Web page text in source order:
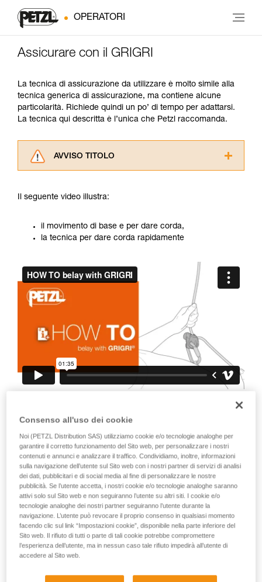
OPERATORI
Assicurare con il GRIGRI
La tecnica di assicurazione da utilizzare è molto simile alla
tecnica generica di assicurazione, ma contiene alcune
particolarità. Richiede quindi un po’ di tempo per adattarsi.
La tecnica qui descritta è l’unica che Petzl raccomanda.
AVVISO TITOLO
consultarlo. Dovete aver compreso le
capire queste ulteriori informazioni.
La padronanza di queste tecniche richiede una
capacità di rifare la manovra, da soli, in piena
sicurezza, prima di riprodurla autonomamente.
Forniamo esempi di tecniche relative alla vostra
attività. Ne possono esistere altre che non
Il seguente video illustra:
il movimento di base e per dare corda,
la tecnica per dare corda rapidamente
che qualsiasi bloccaggio all’apparecchio,
o alla camma, annulla il bloccaggio della
corda. Ecco perché è obbligatorio non
tenere l’apparecchio completamente in
mano, non tenere il pollice sempre sulla
camma, non bloccare la camma...
Difficile fare un elenco esaustivo di tutte le tecniche errate.
Ecco alcune illustrazioni:
Consenso all'uso dei cookie
Noi (PETZL Distribution SAS) utilizziamo cookie e/o tecnologie analoghe per
garantire il corretto funzionamento del Sito web, per personalizzare i nostri
contenuti e annunci e analizzare il traffico. Condividiamo, inoltre, informazioni
sulla navigazione dell’utente sul Sito web con i nostri partner di servizi di analisi
dei dati, pubblicitari e di social media al fine di personalizzare le nostre
pubblicità. Se l’utente accetta, i nostri cookie e/o tecnologie analoghe saranno
attivi solo sul Sito web e non seguiranno l’utente su altri siti. I cookie e/o
tecnologie analoghe dei nostri partner seguiranno l’utente durante la
navigazione. L’utente può revocare il proprio consenso in qualsiasi momento
facendo clic sul link “Impostazioni cookie”, disponibile nella parte inferiore del
Sito web. Il rifiuto di tutti o parte di tali cookie potrebbe compromettere
l’esperienza dell’utente, ma in nessun caso tale rifiuto impedirà all’utente di
accedere al Sito web.